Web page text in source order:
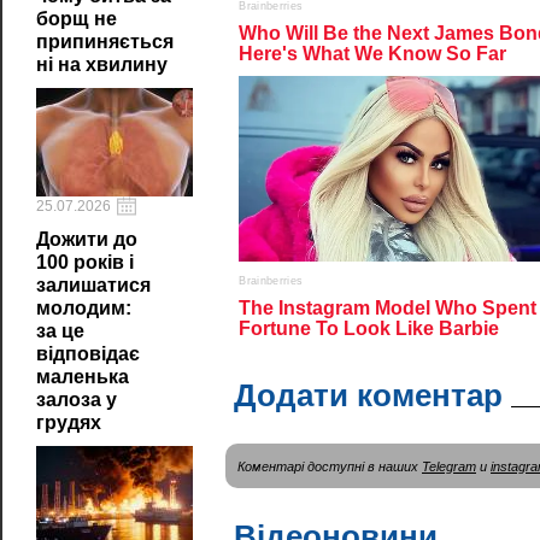
борщ не
припиняється
ні на хвилину
25.07.2026
Дожити до
100 років і
залишатися
молодим:
за це
відповідає
маленька
залоза у
грудях
Додати коментар
Коментарі доступні в наших Telegram и